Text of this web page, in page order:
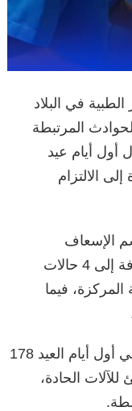
في البلاد
المرتبطة
أول أيام عيد
الالتزام
الإسعاف
والطوارئ 90 حالة جروح متفاوتة، إضافة إلى 4 حالات
المركزة، فيما
وفي مصراتة، استقبل المركز الطبي في أول أيام العيد 178
الحادة،